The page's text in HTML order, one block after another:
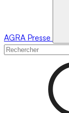
AGRA Presse